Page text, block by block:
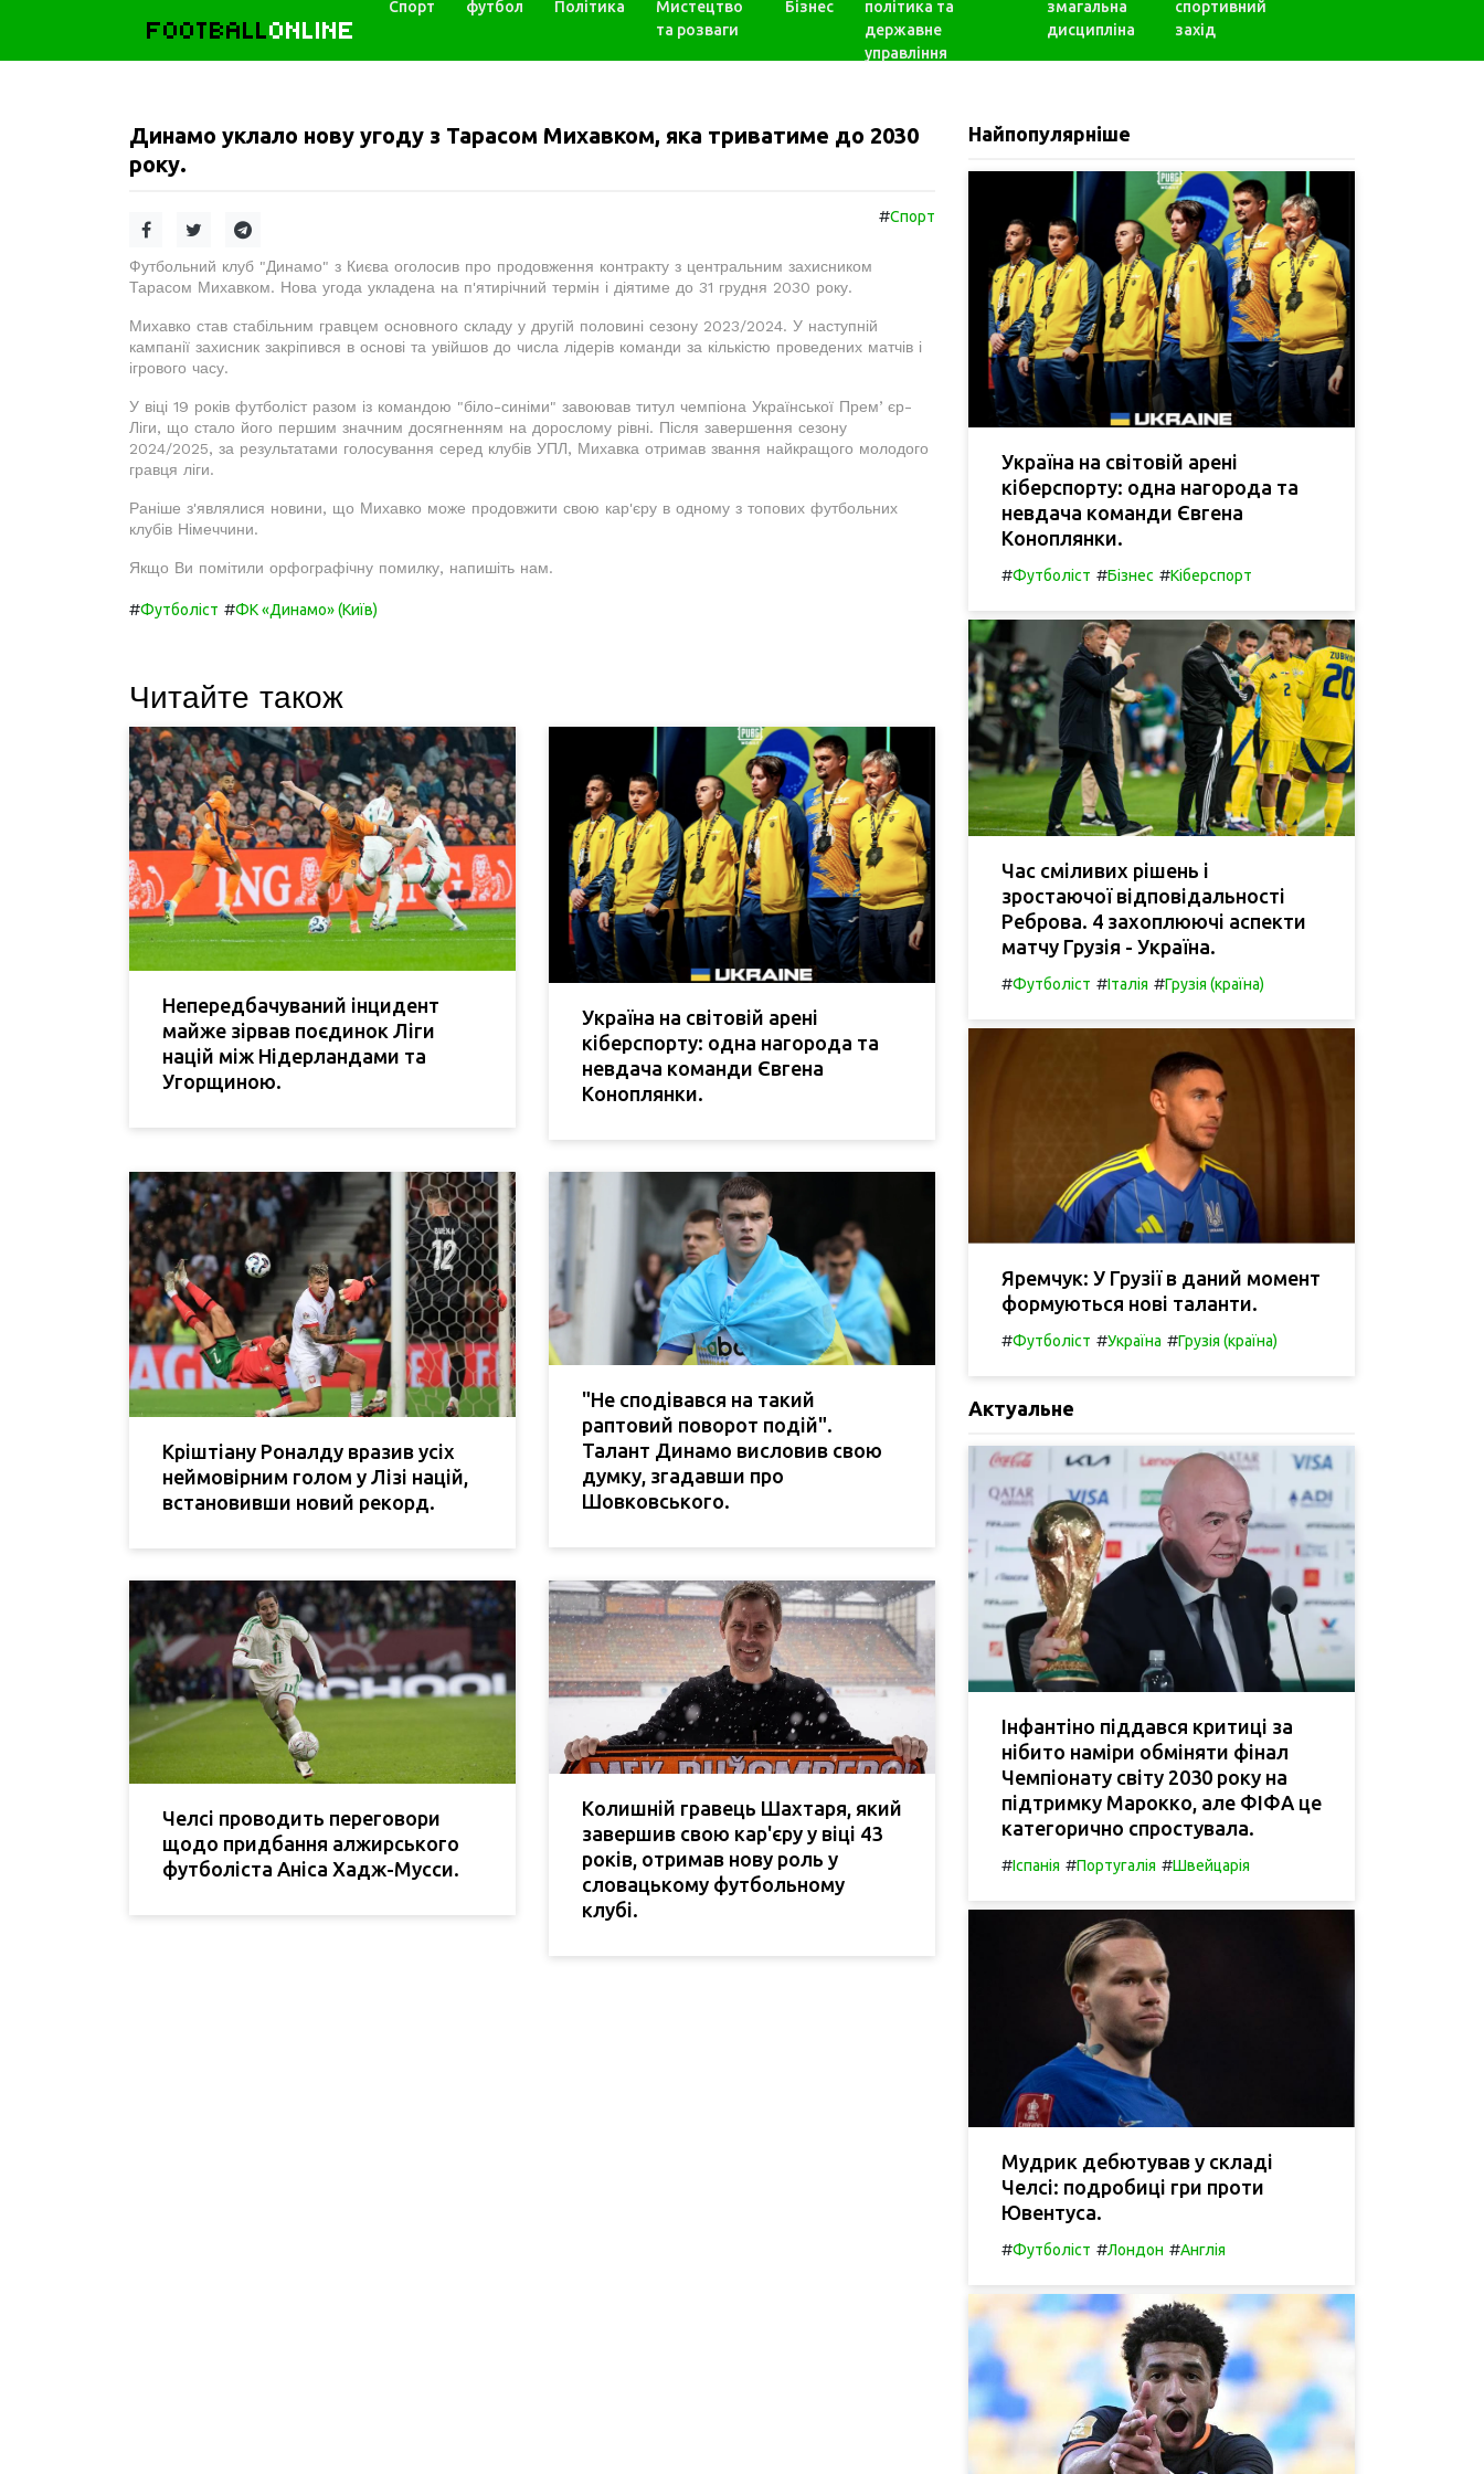
FOOTBALLONLINE
Спорт футбол Політика
Мистецтво
та розваги
Бізнес
політика та
державне
управління
змагальна
дисципліна
спортивний
захід
Динамо уклало нову угоду з Тарасом Михавком, яка триватиме до 2030
року.
#Спорт
Футбольний клуб "Динамо" з Києва оголосив про продовження контракту з центральним захисником
Тарасом Михавком. Нова угода укладена на п'ятирічний термін і діятиме до 31 грудня 2030 року.
Михавко став стабільним гравцем основного складу у другій половині сезону 2023/2024. У наступній
кампанії захисник закріпився в основі та увійшов до числа лідерів команди за кількістю проведених матчів і
ігрового часу.
У віці 19 років футболіст разом із командою "біло-синіми" завоював титул чемпіона Української Премʼєр-
Ліги, що стало його першим значним досягненням на дорослому рівні. Після завершення сезону
2024/2025, за результатами голосування серед клубів УПЛ, Михавка отримав звання найкращого молодого
гравця ліги.
Раніше з'являлися новини, що Михавко може продовжити свою кар'єру в одному з топових футбольних
клубів Німеччини.
Якщо Ви помітили орфографічну помилку, напишіть нам.
#Футболіст #ФК «Динамо» (Київ)
Читайте також
Непередбачуваний інцидент
майже зірвав поєдинок Ліги
націй між Нідерландами та
Угорщиною.
Україна на світовій арені
кіберспорту: одна нагорода та
невдача команди Євгена
Коноплянки.
Кріштіану Роналду вразив усіх
неймовірним голом у Лізі націй,
встановивши новий рекорд.
"Не сподівався на такий
раптовий поворот подій".
Талант Динамо висловив свою
думку, згадавши про
Шовковського.
Челсі проводить переговори
щодо придбання алжирського
футболіста Аніса Хадж-Мусси.
Колишній гравець Шахтаря, який
завершив свою кар'єру у віці 43
років, отримав нову роль у
словацькому футбольному
клубі.
Найпопулярніше
Україна на світовій арені
кіберспорту: одна нагорода та
невдача команди Євгена
Коноплянки.
#Футболіст #Бізнес #Кіберспорт
Час сміливих рішень і
зростаючої відповідальності
Реброва. 4 захоплюючі аспекти
матчу Грузія - Україна.
#Футболіст #Італія #Грузія (країна)
Яремчук: У Грузії в даний момент
формуються нові таланти.
#Футболіст #Україна #Грузія (країна)
Актуальне
Інфантіно піддався критиці за
нібито наміри обміняти фінал
Чемпіонату світу 2030 року на
підтримку Марокко, але ФІФА це
категорично спростувала.
#Іспанія #Португалія #Швейцарія
Мудрик дебютував у складі
Челсі: подробиці гри проти
Ювентуса.
#Футболіст #Лондон #Англія